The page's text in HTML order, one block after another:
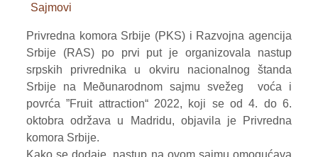
ŽITARICE
ŽIVA STOKA
BILTENI
REPORTERI
Sajmovi
Privredna komora Srbije (PKS) i Razvojna agencija
Srbije (RAS) po prvi put je organizovala nastup
srpskih privrednika u okviru nacionalnog štanda
Srbije na Meðunarodnom sajmu svežeg voća i
povrća ”Fruit attraction“ 2022, koji se od 4. do 6.
oktobra održava u Madridu, objavila je Privredna
komora Srbije.
Kako se dodaje, nastup na ovom sajmu omogućava